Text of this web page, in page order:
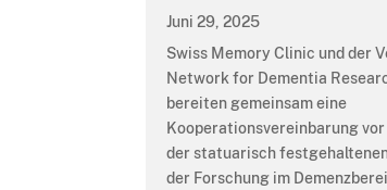
Juni 29, 2025
Swiss Memory Clinic und der
Network for Dementia
bereiten gemeinsam eine
Kooperationsvereinbarung vor
der statuarisch
der Forschung im